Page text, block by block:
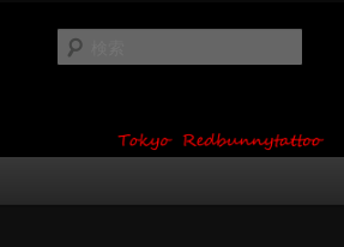
スタジオ 吉祥寺 Red
タトゥーデザイン・タ
の紹介（和彫り・ワンポイント・girl tattoo）